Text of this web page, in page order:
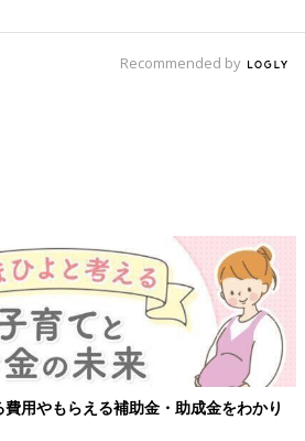
Recommended by
用やもらえる補助金・助成金をわかり